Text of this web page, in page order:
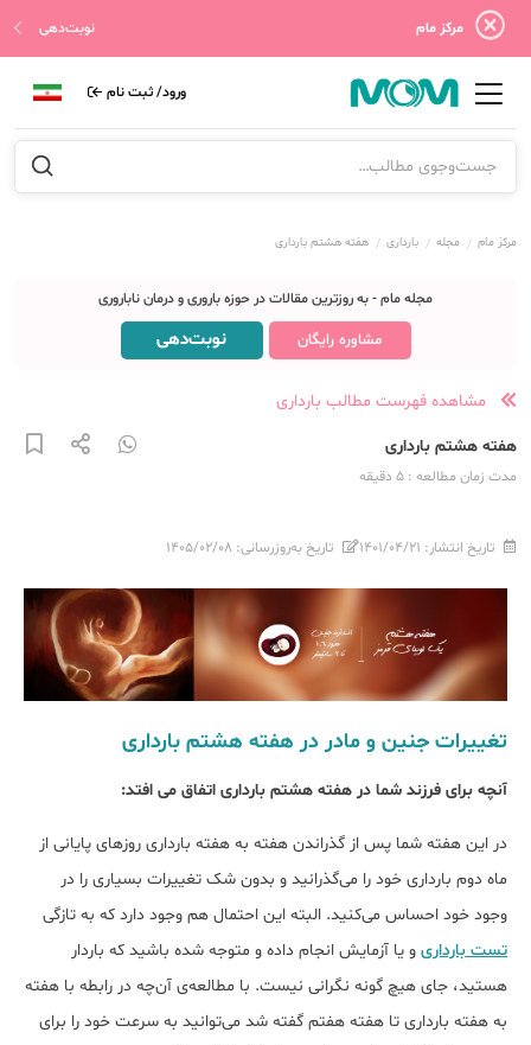
مرکز مام نوبت‌دهی
ورود/ ثبت نام
مرکز مام مجله بارداری هفته هشتم بارداری
مجله مام - به روزترین مقالات در حوزه باروری و درمان ناباروری
مشاوره رایگان نوبت‌دهی
مشاهده فهرست مطالب بارداری
هفته هشتم بارداری
مدت زمان مطالعه : 5 دقیقه
تاریخ انتشار: ۱۴۰۱/۰۴/۲۱ تاریخ به‌روزرسانی: ۱۴۰۵/۰۲/۰۸
تغییرات جنین و مادر در هفته هشتم بارداری
آنچه برای فرزند شما در هفته هشتم بارداری اتفاق می افتد:
در این هفته شما پس از گذراندن هفته به هفته بارداری روزهای پایانی از
ماه دوم بارداری خود را می‌گذرانید و بدون شک تغییرات بسیاری را در
وجود خود احساس می‌کنید. البته این احتمال هم وجود دارد که به تازگی
تست بارداری و یا آزمایش انجام داده و متوجه شده باشید که باردار
هستید، جای هیچ گونه نگرانی نیست. با مطالعه‌ی آن‌چه در رابطه با هفته‌
به هفته بارداری تا هفته هفتم گفته شد می‌توانید به سرعت خود را برای